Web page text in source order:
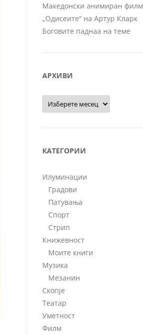
Македонски анимиран филм
„Одисеите“ на Артур Кларк
Боговите паднаа на теме
АРХИВИ
Архиви
КАТЕГОРИИ
Илуминации
Градови
Патувања
Спорт
Стрип
Книжевност
Моите книги
Музика
Мезанин
Скопје
Театар
Уметност
Филм